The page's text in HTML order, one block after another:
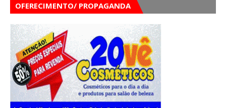
OFERECIMENTO/ PROPAGANDA